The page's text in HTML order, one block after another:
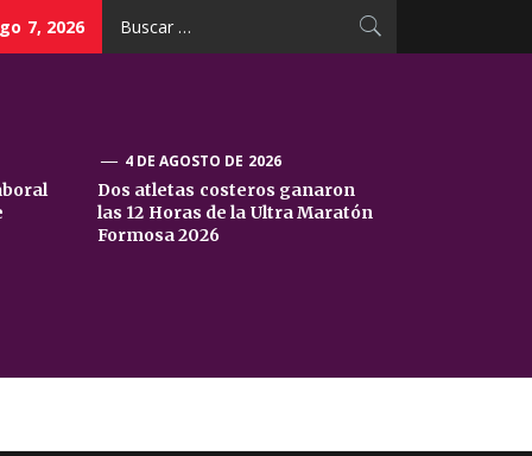
7, 2026
4 DE AGOSTO DE 2026
Dos atletas costeros ganaron
las 12 Horas de la Ultra Maratón
Formosa 2026